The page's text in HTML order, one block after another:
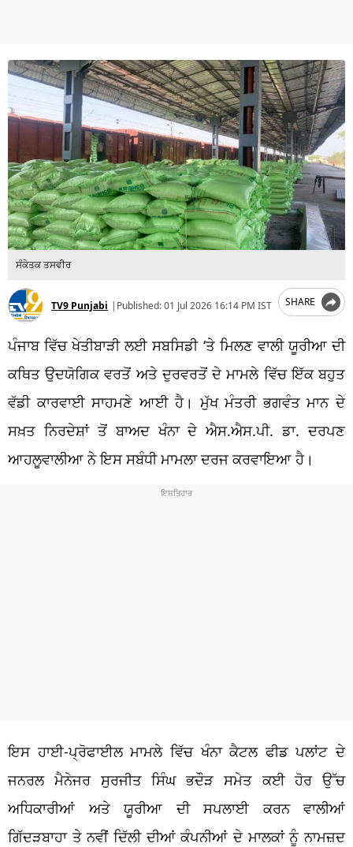
ਸੰਕੇਤਕ ਤਸਵੀਰ
TV9 Punjabi | Published:01 Jul 2026 16:14 PM IST SHARE
ਪੰਜਾਬ ਵਿੱਚ ਖੇਤੀਬਾੜੀ ਲਈ ਸਬਸਿਡੀ ‘ਤੇ ਮਿਲਣ ਵਾਲੀ ਯੂਰੀਆ ਦੀ
ਕਥਿਤ ਉਦਯੋਗਿਕ ਵਰਤੋਂ ਅਤੇ ਦੁਰਵਰਤੋਂ ਦੇ ਮਾਮਲੇ ਵਿੱਚ ਇੱਕ ਬਹੁਤ
ਵੱਡੀ ਕਾਰਵਾਈ ਸਾਹਮਣੇ ਆਈ ਹੈ। ਮੁੱਖ ਮੰਤਰੀ ਭਗਵੰਤ ਮਾਨ ਦੇ
ਸਖ਼ਤ ਨਿਰਦੇਸ਼ਾਂ ਤੋਂ ਬਾਅਦ ਖੰਨਾ ਦੇ ਐਸ.ਐਸ.ਪੀ. ਡਾ. ਦਰਪਣ
ਆਹਲੂਵਾਲੀਆ ਨੇ ਇਸ ਸਬੰਧੀ ਮਾਮਲਾ ਦਰਜ ਕਰਵਾਇਆ ਹੈ।
ਇਸ ਹਾਈ-ਪ੍ਰੋਫਾਈਲ ਮਾਮਲੇ ਵਿੱਚ ਖੰਨਾ ਕੈਟਲ ਫੀਡ ਪਲਾਂਟ ਦੇ
ਜਨਰਲ ਮੈਨੇਜਰ ਸੁਰਜੀਤ ਸਿੰਘ ਭਦੌੜ ਸਮੇਤ ਕਈ ਹੋਰ ਉੱਚ
ਅਧਿਕਾਰੀਆਂ ਅਤੇ ਯੂਰੀਆ ਦੀ ਸਪਲਾਈ ਕਰਨ ਵਾਲੀਆਂ
ਗਿੱਦੜਬਾਹਾ ਤੇ ਨਵੀਂ ਦਿੱਲੀ ਦੀਆਂ ਕੰਪਨੀਆਂ ਦੇ ਮਾਲਕਾਂ ਨੂੰ ਨਾਮਜ਼ਦ